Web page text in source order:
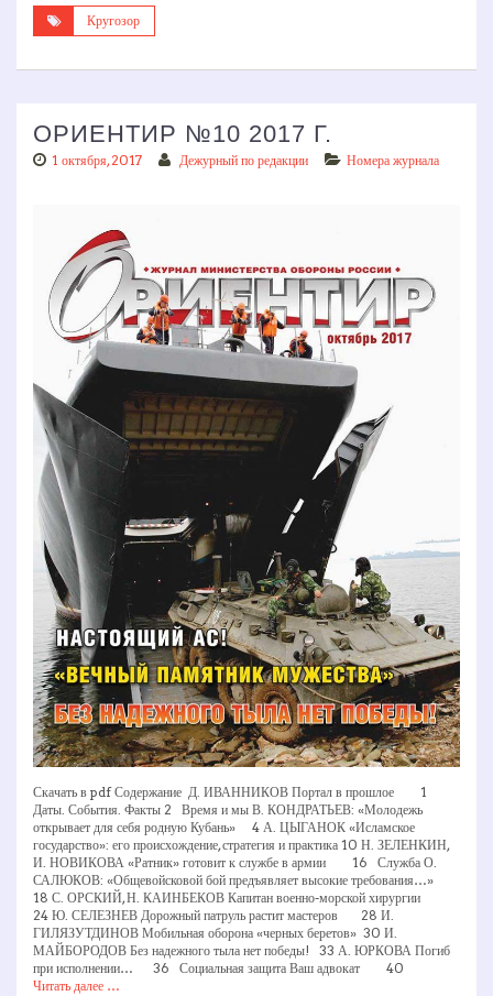
Кругозор
ОРИЕНТИР №10 2017 Г.
1 октября, 2017 Дежурный по редакции Номера журнала
Скачать в pdf Содержание Д. ИВАННИКОВ Портал в прошлое 1
Даты. События. Факты 2 Время и мы В. КОНДРАТЬЕВ: «Молодежь
открывает для себя родную Кубань» 4 А. ЦЫГАНОК «Исламское
государство»: его происхождение, стратегия и практика 10 Н. ЗЕЛЕНКИН,
И. НОВИКОВА «Ратник» готовит к службе в армии 16 Служба О.
САЛЮКОВ: «Общевойсковой бой предъявляет высокие требования…»
18 С. ОРСКИЙ, Н. КАИНБЕКОВ Капитан военно-морской хирургии
24 Ю. СЕЛЕЗНЕВ Дорожный патруль растит мастеров 28 И.
ГИЛЯЗУТДИНОВ Мобильная оборона «черных беретов» 30 И.
МАЙБОРОДОВ Без надежного тыла нет победы! 33 А. ЮРКОВА Погиб
при исполнении… 36 Социальная защита Ваш адвокат 40
Читать далее …